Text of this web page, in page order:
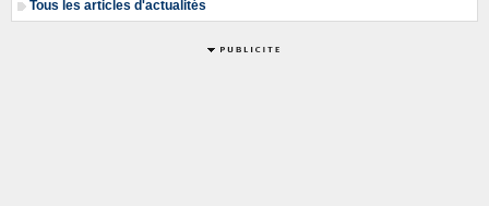
Tous les articles d'actualités